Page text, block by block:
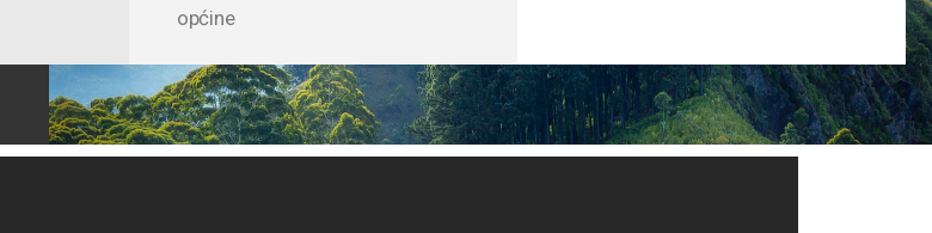
općine